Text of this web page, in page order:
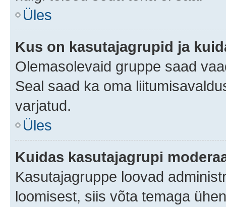
Üles
Kus on kasutajagrupid ja
Olemasolevaid gruppe saad
Seal saad ka oma
varjatud.
Üles
Kuidas kasutajagrupi
Kasutajagruppe loovad
loomisest, siis võta temaga